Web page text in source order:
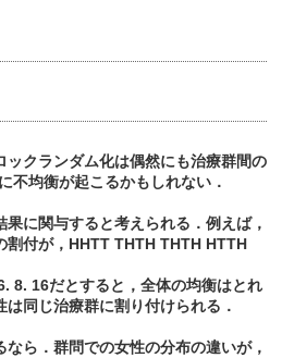
ックランダム化は偶然にも治療群間の
均衡が起こるかもしれない．
に関与すると考えられる．例えば，
割付が，HHTT THTH THTH HTTH
8. 16だとすると，全体の均衡はとれ
同じ治療群に割り付けられる．
ら．群問での女性の分布の違いが，